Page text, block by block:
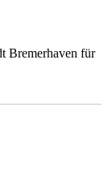
Bremerhaven für